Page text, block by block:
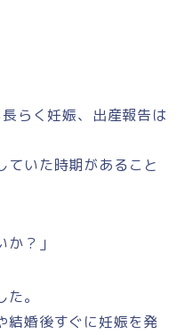
らく妊娠、出産報告は
ていた時期があること
？」
。
結婚後すぐに妊娠を発